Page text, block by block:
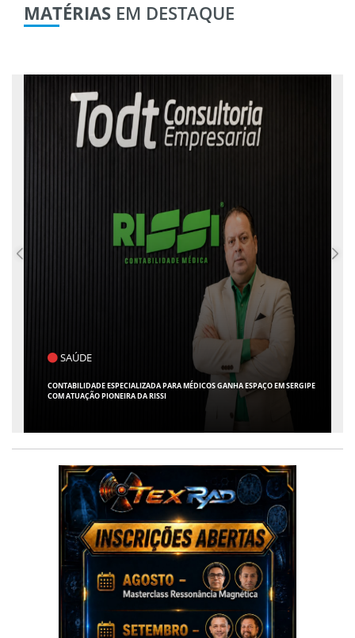
MATÉRIAS EM DESTAQUE
POLÍTICA
FLÁVIO CONFIRMA O DEPUTADO ALFREDO GASPAR COMO VICE EM SUA
CHAPA